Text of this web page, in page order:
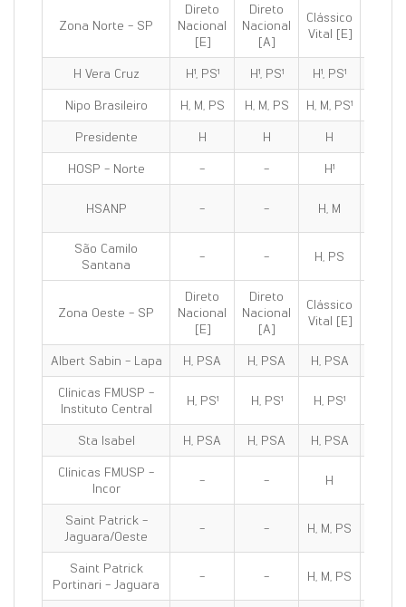
Zona Norte - SP
Direto
Nacional
[E]
Direto
Nacional
[A]
Clássico
Vital [E]
H Vera Cruz H¹, PS¹ H¹, PS¹ H¹, PS¹
Nipo Brasileiro
H, M, PS H, M, PS H, M, PS¹
Presidente
H H H
HOSP - Norte
- - H¹
HSANP - - H, M
São Camilo
Santana
- - H, PS
Zona Oeste - SP
Direto
Nacional
[E]
Direto
Nacional
[A]
Clássico
Vital [E]
Albert Sabin - Lapa H, PSA H, PSA H, PSA
Clínicas FMUSP -
Instituto Central
H, PS¹ H, PS¹ H, PS¹
Sta Isabel H, PSA H, PSA H, PSA
Clínicas FMUSP -
Incor
- - H
Saint Patrick -
Jaguara/Oeste
- - H, M, PS
Saint Patrick
Portinari - Jaguara
- - H, M, PS